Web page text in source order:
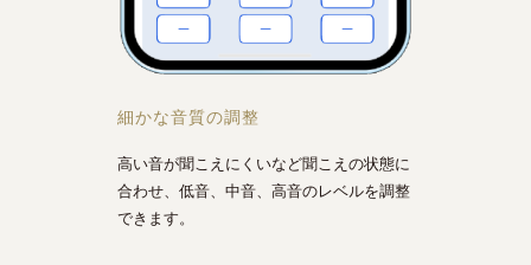
細かな音質の調整
高い音が聞こえにくいなど聞こえの状態に
合わせ、低音、中音、高音のレベルを調整
できます。